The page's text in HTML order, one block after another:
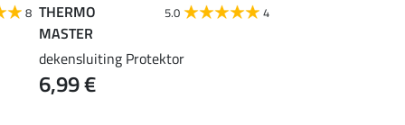
8 THERMO
MASTER
5.0 4
dekensluiting Protektor
6,99 €